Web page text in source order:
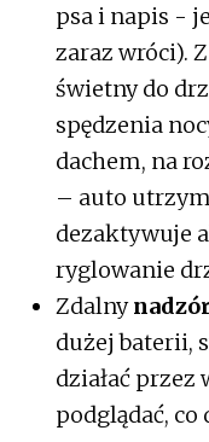
psa i napis -
zaraz wróci).
świetny do
spędzenia
dachem, na
– auto
dezaktywuje
ryglowanie
Zdalny
dużej baterii,
działać przez
podglądać, co